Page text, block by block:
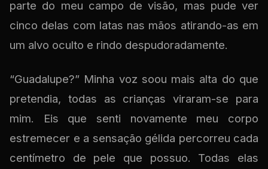
parte do meu campo de visão, mas pude ver
cinco delas com latas nas mãos atirando-as em
um alvo oculto e rindo despudoradamente.
“Guadalupe?” Minha voz soou mais alta do que
pretendia, todas as crianças viraram-se para
mim. Eis que senti novamente meu corpo
estremecer e a sensação gélida percorreu cada
centímetro de pele que possuo. Todas elas